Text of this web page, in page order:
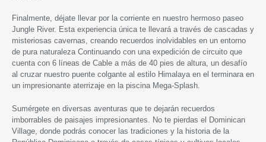
Finalmente, déjate llevar por la corriente en nuestro hermoso paseo
Jungle River. Esta experiencia única te llevará a través de cascadas y
misteriosas cavernas, creando recuerdos inolvidables en un entorno
de pura naturaleza Continuando con una expedición de circuito que
cuenta con 6 líneas de Cable a más de 40 pies de altura, un desafío
al cruzar nuestro puente colgante al estilo Himalaya en el terminara en
un impresionante aterrizaje en la piscina Mega-Splash.
Sumérgete en diversas aventuras que te dejarán recuerdos
imborrables de paisajes impresionantes. No te pierdas el Dominican
Village, donde podrás conocer las tradiciones y la historia de la